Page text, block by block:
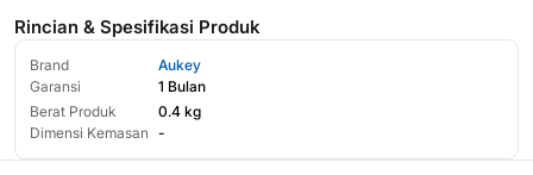
Rincian & Spesifikasi Produk
Brand
Aukey
Garansi
1 Bulan
Berat Produk
0.4 kg
Dimensi Kemasan -